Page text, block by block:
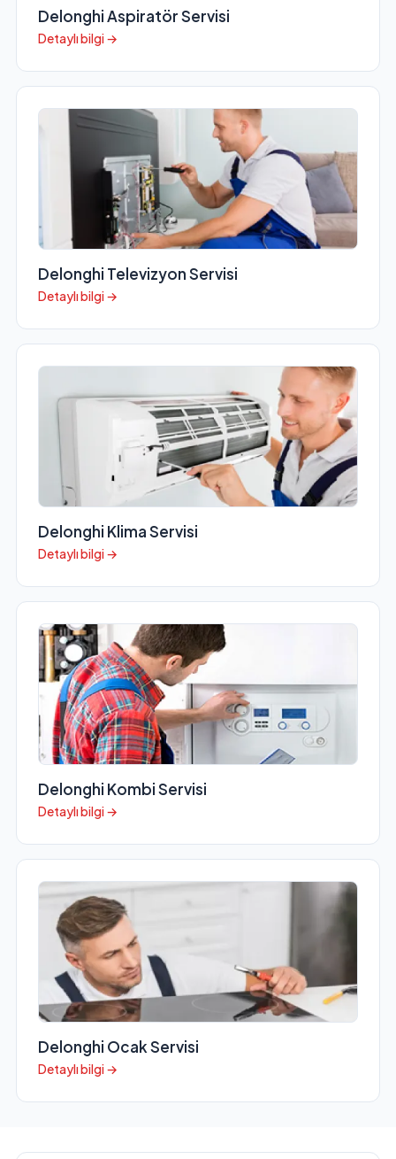
Delonghi Aspiratör Servisi
Detaylı bilgi →
Delonghi Televizyon Servisi
Detaylı bilgi →
Delonghi Klima Servisi
Detaylı bilgi →
Delonghi Kombi Servisi
Detaylı bilgi →
Delonghi Ocak Servisi
Detaylı bilgi →